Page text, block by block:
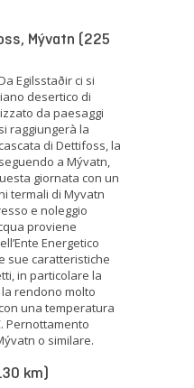
Mývatn (225
Egilsstaðir ci si
desertico di
da paesaggi
raggiungerà la
di Dettifoss, la
a Mývatn,
giornata con un
termali di Myvatn
e noleggio
proviene
Energetico
sue caratteristiche
in particolare la
rendono molto
una temperatura
Pernottamento
o similare.
km)